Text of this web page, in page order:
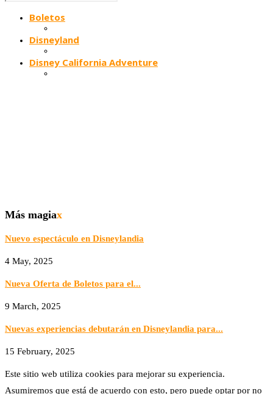
Boletos
Disneyland
Disney California Adventure
Más magiax
Nuevo espectáculo en Disneylandia
4 May, 2025
Nueva Oferta de Boletos para el...
9 March, 2025
Nuevas experiencias debutarán en Disneylandia para...
15 February, 2025
Este sitio web utiliza cookies para mejorar su experiencia.
Asumiremos que está de acuerdo con esto, pero puede optar por no